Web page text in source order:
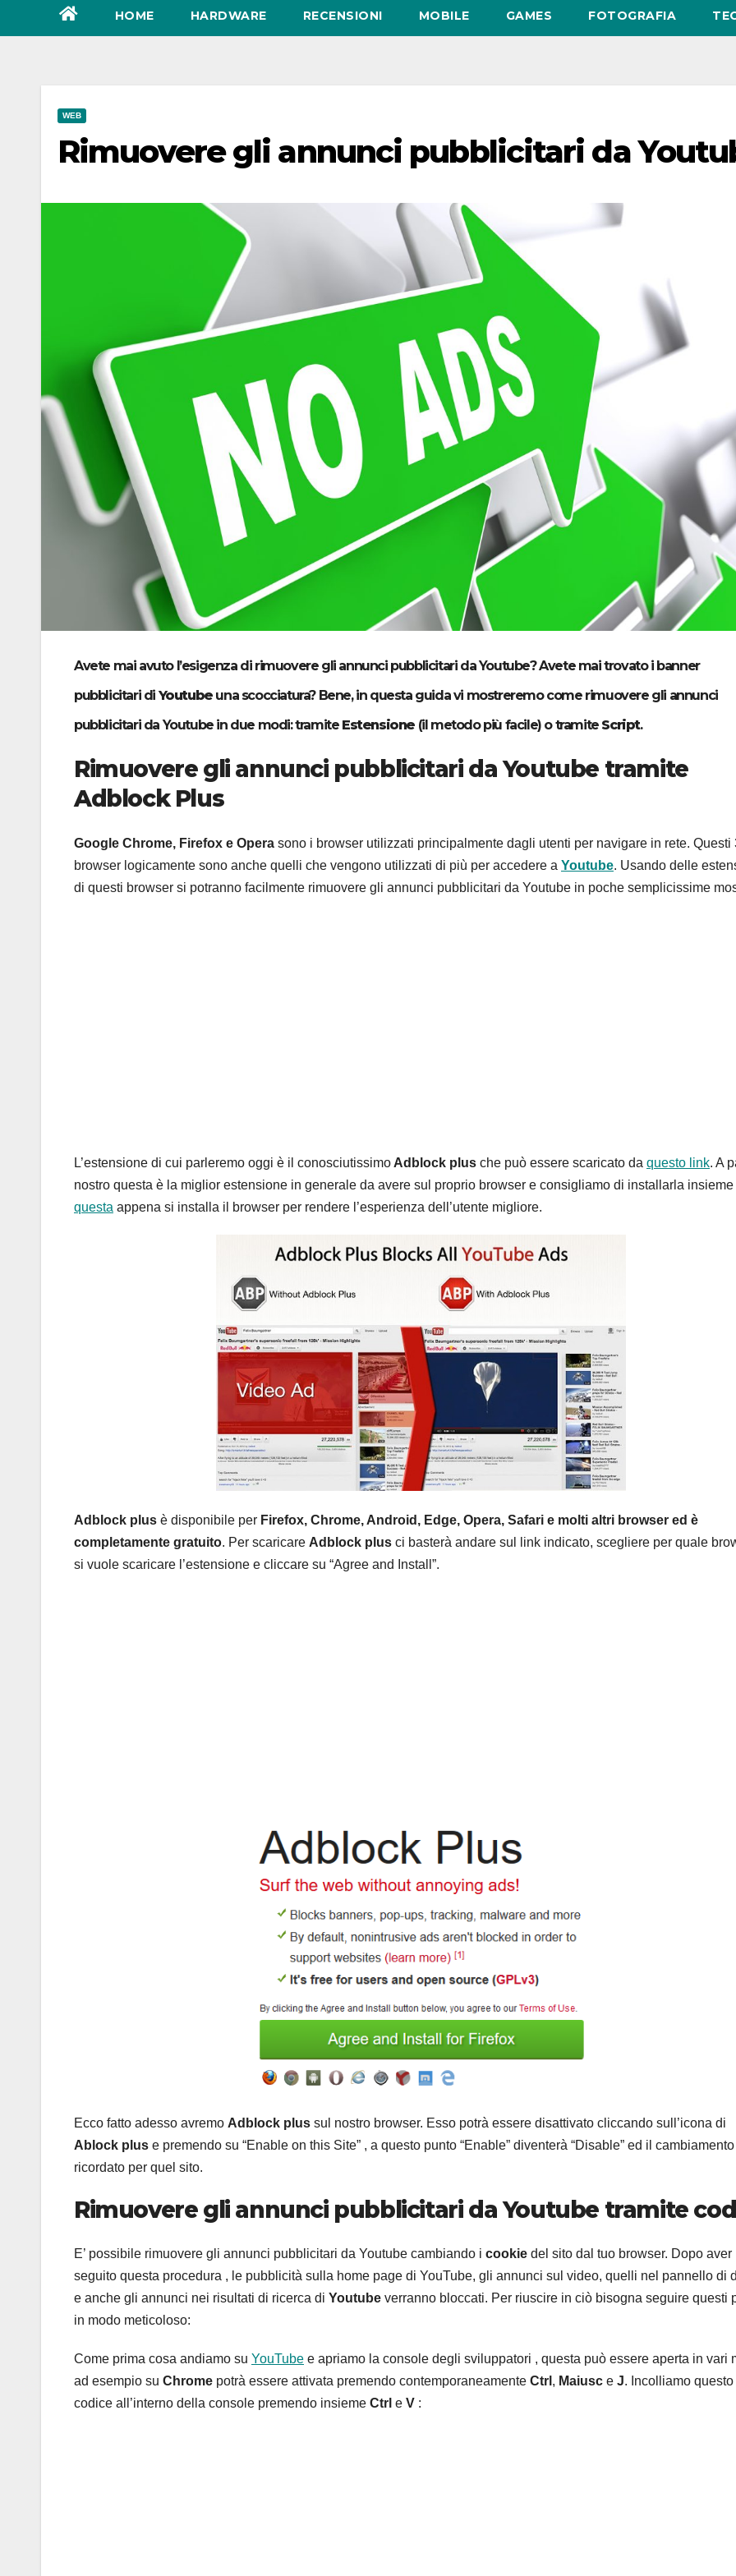
HOME HARDWARE RECENSIONI MOBILE GAMES FOTOGRAFIA
WEB
Rimuovere gli annunci pubblicitari da
Avete mai avuto l’esigenza di rimuovere gli annunci pubblicitari da Youtube? Avete mai trovato i banner
pubblicitari di Youtubeuna scocciatura? Bene, in questa guida vi mostreremo come rimuovere gli annunci
pubblicitari da Youtube in due modi: tramite Estensione (il metodo più facile) o tramite Script.
Rimuovere gli annunci pubblicitari da Youtube tramite
Adblock Plus
Google Chrome, Firefox e Opera sono i browser utilizzati principalmente dagli utenti per navigare in rete. Questi
browser logicamente sono anche quelli che vengono utilizzati di più per accedere a Youtube. Usando delle
di questi browser si potranno facilmente rimuovere gli annunci pubblicitari da Youtube in poche semplicissime
L’estensione di cui parleremo oggi è il conosciutissimo Adblock plus che può essere scaricato da questo link. A
nostro questa è la miglior estensione in generale da avere sul proprio browser e consigliamo di installarla insieme
questa appena si installa il browser per rendere l’esperienza dell’utente migliore.
Adblock plus è disponibile per Firefox, Chrome, Android, Edge, Opera, Safari e molti altri browser ed è
completamente gratuito. Per scaricare Adblock plus ci basterà andare sul link indicato, scegliere per quale
si vuole scaricare l’estensione e cliccare su “Agree and Install”.
Ecco fatto adesso avremo Adblock plus sul nostro browser. Esso potrà essere disattivato cliccando sull’icona di
Ablock plus e premendo su “Enable on this Site” , a questo punto “Enable” diventerà “Disable” ed il
ricordato per quel sito.
Rimuovere gli annunci pubblicitari da Youtube tramite
E’ possibile rimuovere gli annunci pubblicitari da Youtube cambiando i cookie del sito dal tuo browser. Dopo aver
seguito questa procedura , le pubblicità sulla home page di YouTube, gli annunci sul video, quelli nel pannello di
e anche gli annunci nei risultati di ricerca di Youtube verranno bloccati. Per riuscire in ciò bisogna seguire questi
in modo meticoloso:
Come prima cosa andiamo su YouTube e apriamo la console degli sviluppatori , questa può essere aperta in vari
ad esempio su Chrome potrà essere attivata premendo contemporaneamente Ctrl , Maiusc e J. Incolliamo questo
codice all’interno della console premendo insieme Ctrl e V :